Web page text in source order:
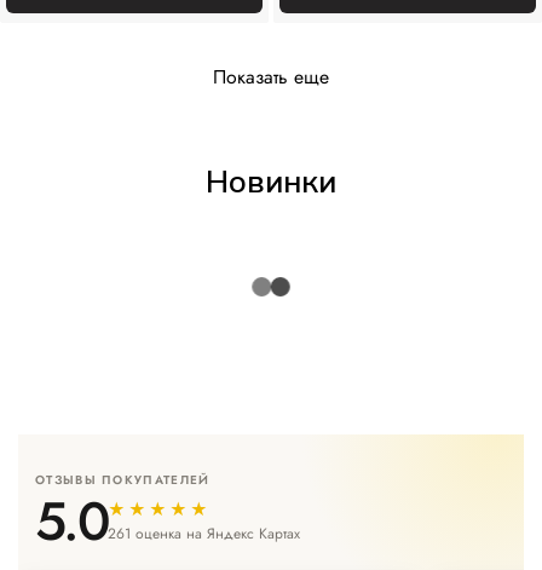
Показать еще
Новинки
ОТЗЫВЫ ПОКУПАТЕЛЕЙ
5.0★★★★★
261 оценка на Яндекс Картах